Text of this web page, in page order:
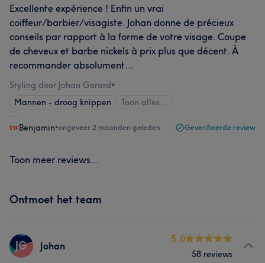
Excellente expérience ! Enfin un vrai
coiffeur/barbier/visagiste. Johan donne de précieux
conseils par rapport à la forme de votre visage. Coupe
de cheveux et barbe nickels à prix plus que décent. À
recommander absolument...
Styling door Johan Gerard•
Mannen - droog knippen
Toon alles…
Benjamin•ongeveer 2 maanden geleden Geverifieerde review
Toon meer reviews...
Ontmoet het team
JG Johan
5.0
58 reviews